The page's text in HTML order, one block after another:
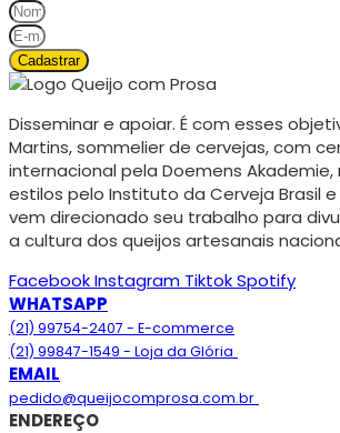
Cadastrar
Disseminar e apoiar. É com esses
Martins, sommelier de cervejas, com
internacional pela Doemens
estilos pelo Instituto da Cerveja Brasil
vem direcionado seu trabalho para
a cultura dos queijos artesanais
FacebookInstagram TiktokSpotify
WHATSAPP
(21) 99754-2407 - E-commerce
(21) 99847-1549 - Loja da Glória
EMAIL
pedido@queijocomprosa.com.br
ENDEREÇO